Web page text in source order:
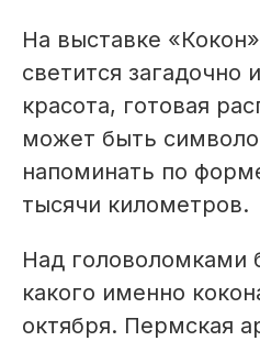
На выставке
светится
красота, готовая
может быть
напоминать по
тысячи километров.
Над головоломками
какого именно
октября. Пермская